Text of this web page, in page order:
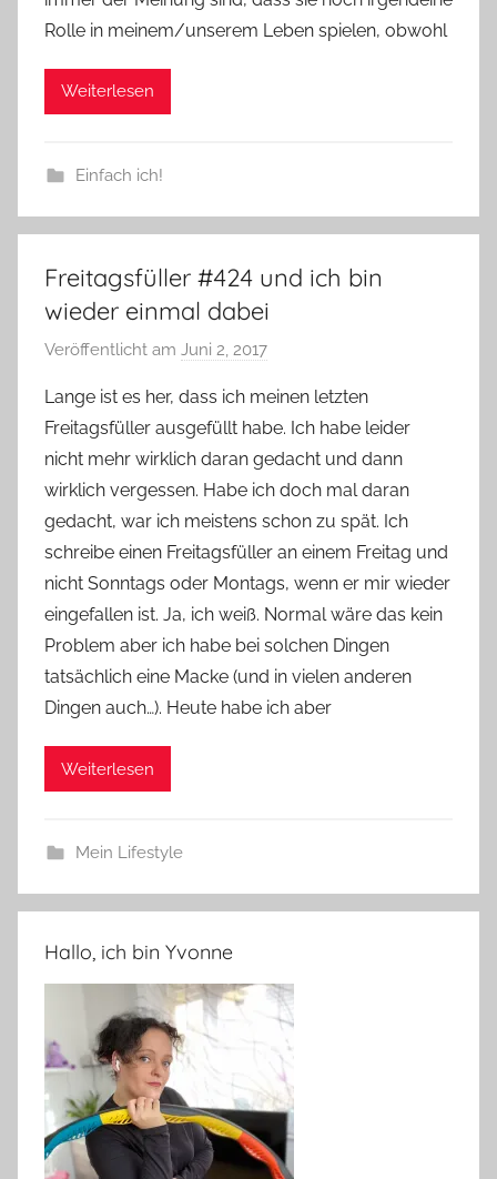
Rolle in meinem/unserem Leben spielen, obwohl
Weiterlesen
Einfach ich!
Freitagsfüller #424 und ich bin
wieder einmal dabei
Veröffentlicht am Juni 2, 2017
n
Y
v
o
n
n
e
Lange ist es her, dass ich meinen letzten
Freitagsfüller ausgefüllt habe. Ich habe leider
nicht mehr wirklich daran gedacht und dann
wirklich vergessen. Habe ich doch mal daran
gedacht, war ich meistens schon zu spät. Ich
schreibe einen Freitagsfüller an einem Freitag und
nicht Sonntags oder Montags, wenn er mir wieder
eingefallen ist. Ja, ich weiß. Normal wäre das kein
Problem aber ich habe bei solchen Dingen
tatsächlich eine Macke (und in vielen anderen
Dingen auch…). Heute habe ich aber
Weiterlesen
Mein Lifestyle
Hallo, ich bin Yvonne